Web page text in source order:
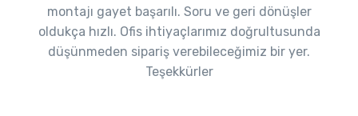
montajı gayet başarılı. Soru ve geri dönüşler
oldukça hızlı. Ofis ihtiyaçlarımız doğrultusunda
düşünmeden sipariş verebileceğimiz bir yer.
Teşekkürler